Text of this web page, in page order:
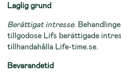
Laglig grund
Berättigat intresse.
tillgodose Lifs berättigade
tillhandahålla Life-time.se.
Bevarandetid